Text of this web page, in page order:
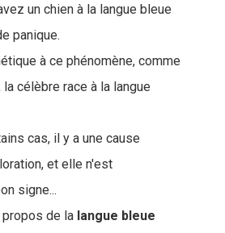
un chien à la langue bleue
panique.
à ce phénomène, comme
célèbre race à la langue
cas, il y a une cause
et elle n'est
signe...
de la langue bleue